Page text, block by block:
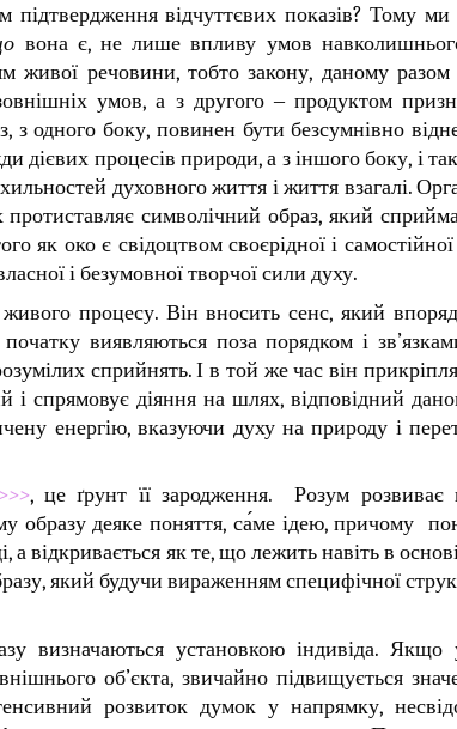
підтвердження відчуттєвих показів? Тому
вона є, не лише впливу умов
живої речовини, тобто закону, даному
умов, а з другого ‒ продуктом
одного боку, повинен бути безсумнівно
процесів природи, а з іншого боку, і
духовного життя і життя взагалі.
символічний образ, який
як око є свідоцтвом своєрідної і самостійної
і безумовної творчої сили духу.
процесу. Він вносить сенс, який
виявляються поза порядком і
сприйнять. І в той же час він
і спрямовує діяння на шлях, відповідний
енергію, вказуючи духу на природу і
, це ґрунт її зародження. Розум розвиває
деяке поняття, са́ме ідею, причому
відкривається як те, що лежить навіть в
який будучи вираженням специфічної
визначаються установкою індивіда. Якщо
об’єкта, звичайно підвищується
розвиток думок у напрямку,